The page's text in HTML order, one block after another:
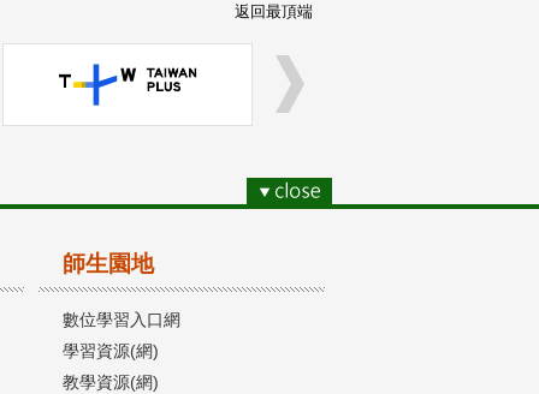
返回最頂端
師生園地
數位學習入口網
學習資源(網)
教學資源(網)